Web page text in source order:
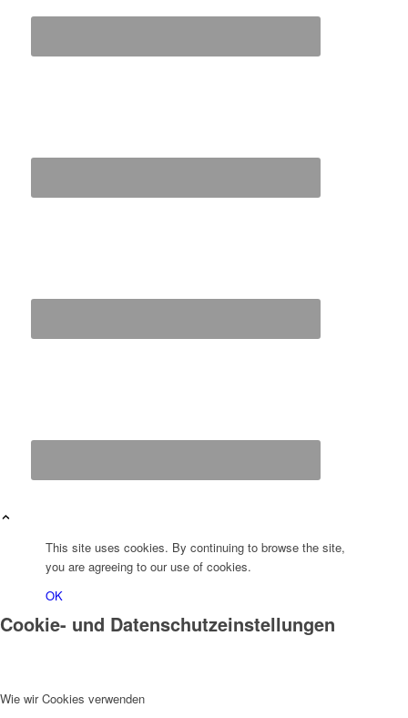
This site uses cookies. By continuing to browse the site,
you are agreeing to our use of cookies.
OK
Cookie- und Datenschutzeinstellungen
Wie wir Cookies verwenden